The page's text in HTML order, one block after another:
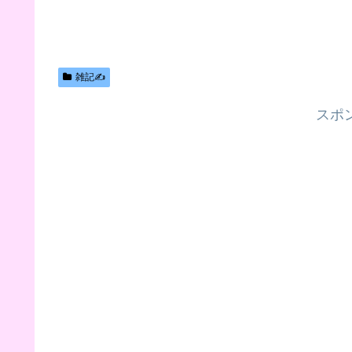
雑記✍️
スポ